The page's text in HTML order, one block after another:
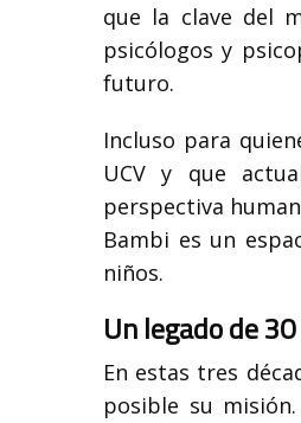
que la clave del
psicólogos y
futuro.
Incluso para
UCV y que
perspectiva
Bambi es un
niños.
Un legado de
En estas tres
posible su